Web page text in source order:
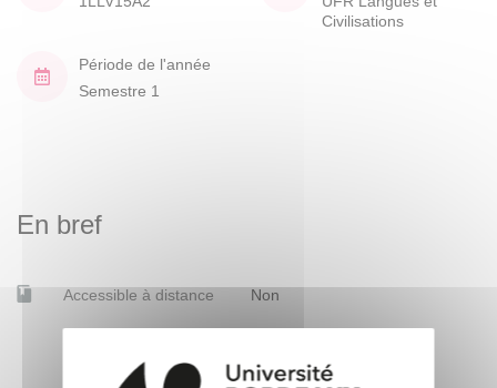
Civilisations
Période de l'année
Semestre 1
En bref
Accessible à distance Non